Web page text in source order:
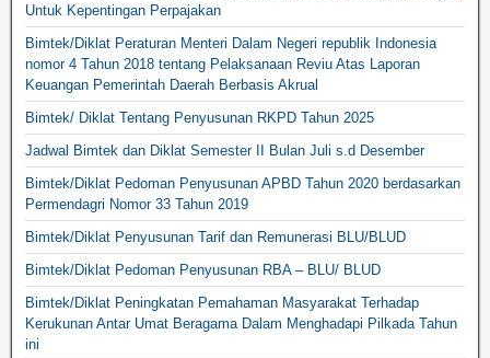
Untuk Kepentingan Perpajakan
Bimtek/Diklat Peraturan Menteri Dalam Negeri republik Indonesia
nomor 4 Tahun 2018 tentang Pelaksanaan Reviu Atas Laporan
Keuangan Pemerintah Daerah Berbasis Akrual
Bimtek/ Diklat Tentang Penyusunan RKPD Tahun 2025
Jadwal Bimtek dan Diklat Semester II Bulan Juli s.d Desember
Bimtek/Diklat Pedoman Penyusunan APBD Tahun 2020 berdasarkan
Permendagri Nomor 33 Tahun 2019
Bimtek/Diklat Penyusunan Tarif dan Remunerasi BLU/BLUD
Bimtek/Diklat Pedoman Penyusunan RBA – BLU/ BLUD
Bimtek/Diklat Peningkatan Pemahaman Masyarakat Terhadap
Kerukunan Antar Umat Beragama Dalam Menghadapi Pilkada Tahun
ini